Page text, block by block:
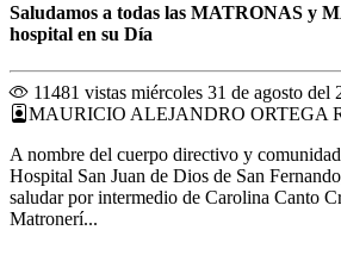
Saludamos a todas las MATRONAS y
hospital en su Día
11481 vistas miércoles 31 de agosto del
MAURICIO ALEJANDRO ORTEGA
A nombre del cuerpo directivo y
Hospital San Juan de Dios de San
saludar por intermedio de Carolina Canto
Matronerí...